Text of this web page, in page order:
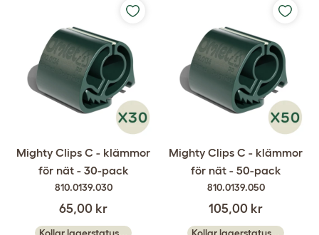
Mighty Clips C - klämmor
för nät - 30-pack
810.0139.030
65,00 kr
Mighty Clips C - klämmor
för nät - 50-pack
810.0139.050
105,00 kr